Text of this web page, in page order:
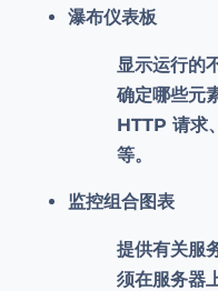
瀑布仪表板
显示运行的
确定哪些元
HTTP 请求
等。
监控组合图表
提供有关服
须在服务器